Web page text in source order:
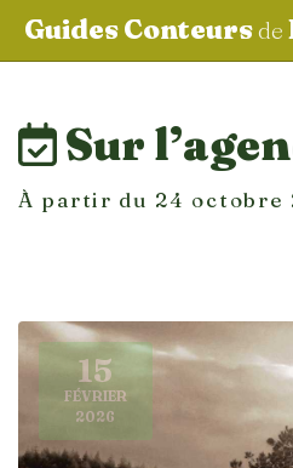
Guides Conteursde
Sur
À partir du 24 octobre
15
FÉVRIER
2026